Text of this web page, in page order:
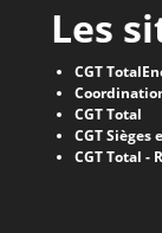
Les
CGT
CGT Total
CGT
CGT Total -